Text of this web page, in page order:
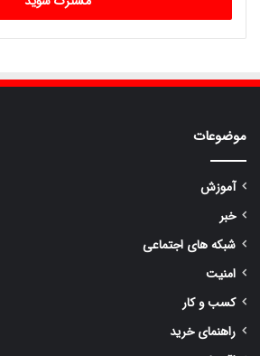
وارد
کنید
موضوعات
آموزش
خبر
شبکه های اجتماعی
امنیت
کسب و کار
راهنمای خرید